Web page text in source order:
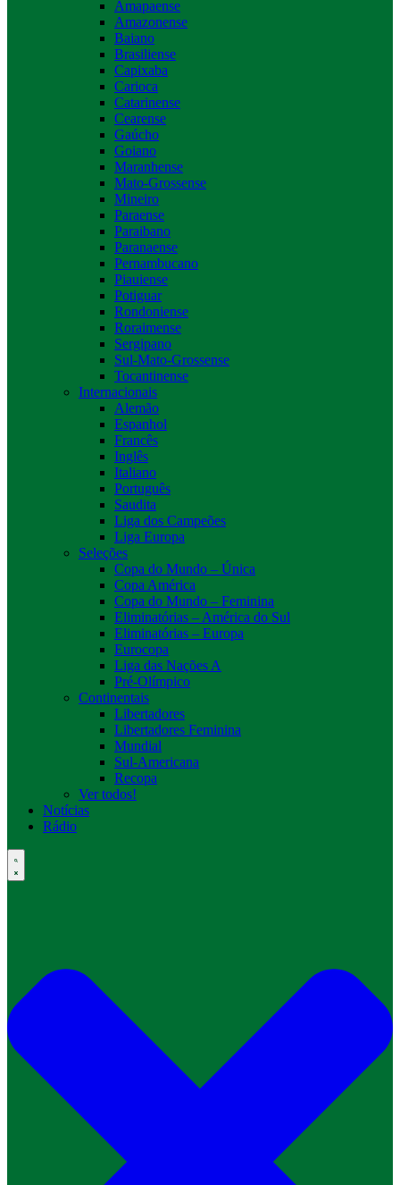
Amapaense
Amazonense
Baiano
Brasiliense
Capixaba
Carioca
Catarinense
Cearense
Gaúcho
Goiano
Maranhense
Mato-Grossense
Mineiro
Paraense
Paraibano
Paranaense
Pernambucano
Piauiense
Potiguar
Rondoniense
Roraimense
Sergipano
Sul-Mato-Grossense
Tocantinense
Internacionais
Alemão
Espanhol
Francês
Inglês
Italiano
Português
Saudita
Liga dos Campeões
Liga Europa
Seleções
Copa do Mundo – Única
Copa América
Copa do Mundo – Feminina
Eliminatórias – América do Sul
Eliminatórias – Europa
Eurocopa
Liga das Nações A
Pré-Olímpico
Continentais
Libertadores
Libertadores Feminina
Mundial
Sul-Americana
Recopa
Ver todos!
Notícias
Rádio